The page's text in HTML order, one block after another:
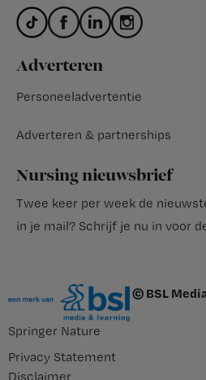
Adverteren
Personeeladvertentie
Adverteren & partnerships
Nursing nieuwsbrief
Twee keer per week de
in je mail? Schrijf je nu in voor
© BSL
Springer Nature
Privacy Statement
Disclaimer